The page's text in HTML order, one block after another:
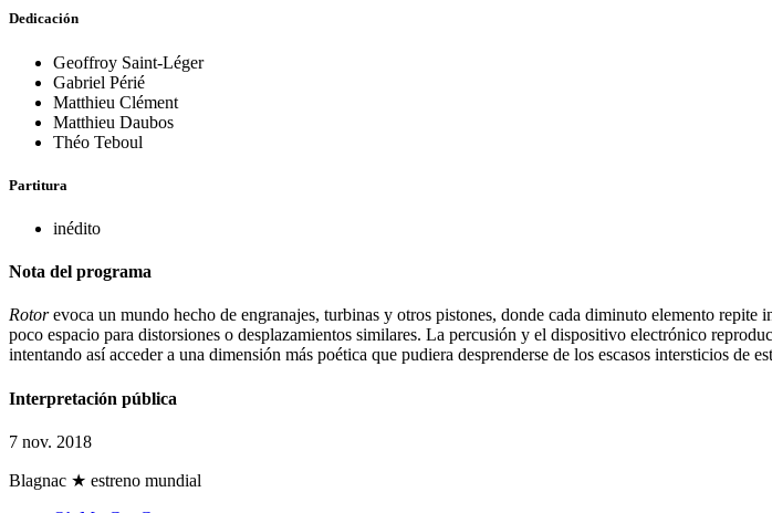
Dedicación
Geoffroy Saint-Léger
Gabriel Périé
Matthieu Clément
Matthieu Daubos
Théo Teboul
Partitura
inédito
Nota del programa
Rotorevoca un mundo hecho de engranajes, turbinas y otros pistones, donde cada diminuto elemento
poco espacio para distorsiones o desplazamientos similares. La percusión y el dispositivo electrónico
intentando así acceder a una dimensión más poética que pudiera desprenderse de los escasos intersticios de
Interpretación pública
7 nov. 2018
Blagnac ★ estreno mundial